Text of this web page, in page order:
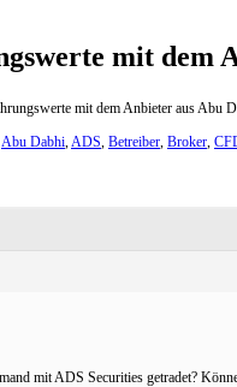
mit dem
mit dem Anbieter aus Abu
Abu Dabhi,ADS, Betreiber, Broker,
mit ADS Securities getradet?